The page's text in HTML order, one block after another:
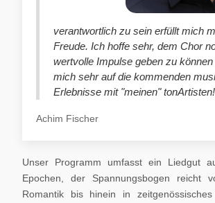
verantwortlich zu sein erfüllt mich
Freude. Ich hoffe sehr, dem Chor
wertvolle Impulse geben zu
mich sehr auf die kommenden
Erlebnisse mit "meinen"
Achim Fischer
Unser Programm umfasst ein Liedgut
Epochen, der Spannungsbogen reicht
Romantik bis hinein in